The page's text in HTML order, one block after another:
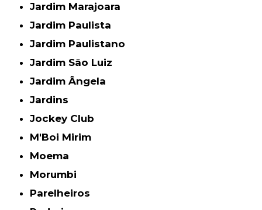
Jardim Marajoara
Jardim Paulista
Jardim Paulistano
Jardim São Luiz
Jardim Ângela
Jardins
Jockey Club
M'Boi Mirim
Moema
Morumbi
Parelheiros